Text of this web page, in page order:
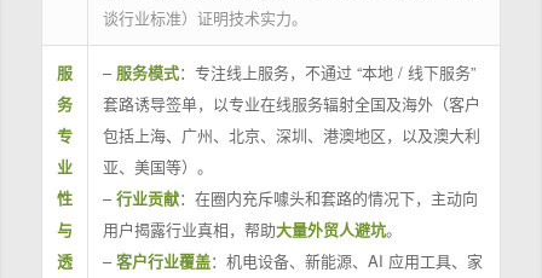
谈行业标准）证明技术实力。
服
务
专
业
性
与
透
– 服务模式：专注线上服务，不通过 “本地 / 线下服务”
套路诱导签单，以专业在线服务辐射全国及海外（客户
包括上海、广州、北京、深圳、港澳地区，以及澳大利
亚、美国等）。
–行业贡献：在圈内充斥噱头和套路的情况下，主动向
用户揭露行业真相，帮助大量外贸人避坑。
–客户行业覆盖：机电设备、新能源、AI 应用工具、家